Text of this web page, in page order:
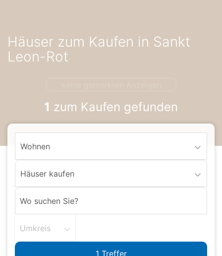
zur
Navigation
zum
Häuser zum Kaufen in Sankt
Leon-Rot
1 zum Kaufen gefunden
Wohnen
Häuser kaufen
Umkreis